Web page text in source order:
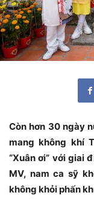
Còn hơn 30 ngày
mang không khí
“Xuân ơi” với giai
MV, nam ca sỹ
không khỏi phấn